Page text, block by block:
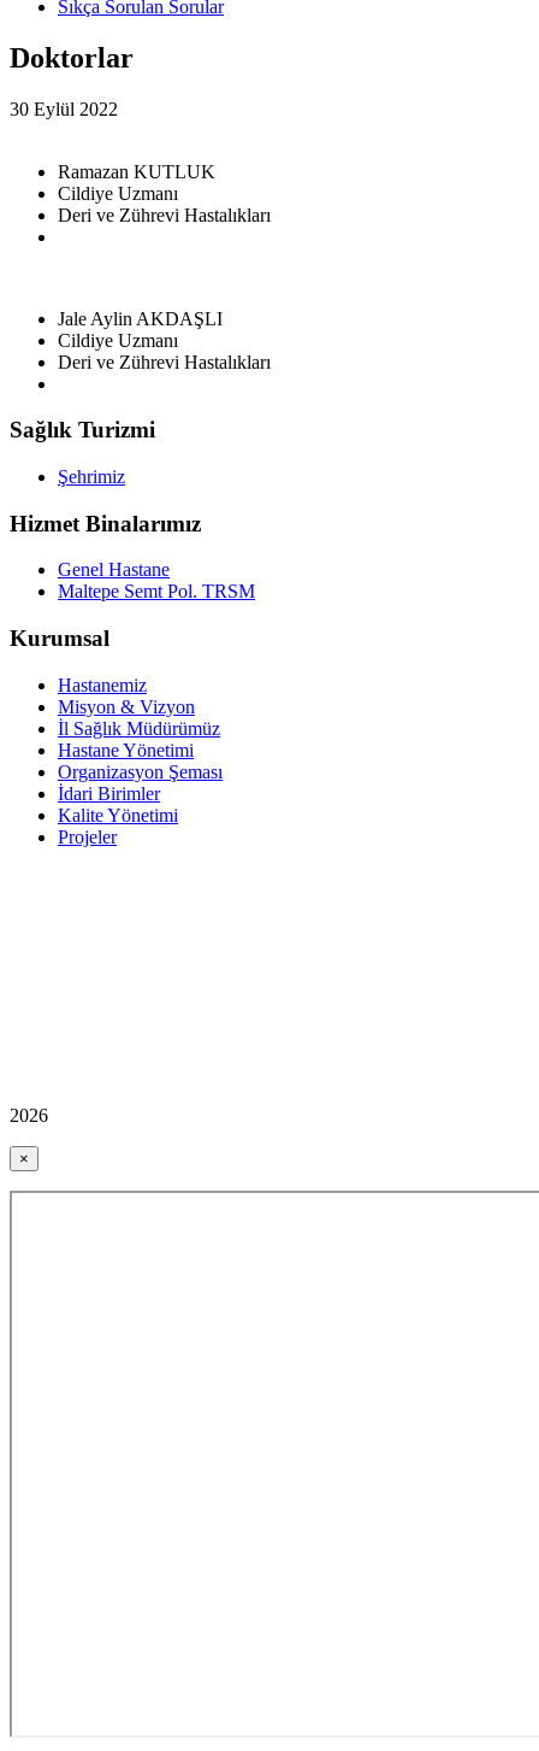
Sıkça Sorulan Sorular
Doktorlar
30 Eylül 2022
Ramazan KUTLUK
Cildiye Uzmanı
Deri ve Zührevi Hastalıkları
Jale Aylin AKDAŞLI
Cildiye Uzmanı
Deri ve Zührevi Hastalıkları
Sağlık Turizmi
Şehrimiz
Hizmet Binalarımız
Genel Hastane
Maltepe Semt Pol. TRSM
Kurumsal
Hastanemiz
Misyon & Vizyon
İl Sağlık Müdürümüz
Hastane Yönetimi
Organizasyon Şeması
İdari Birimler
Kalite Yönetimi
Projeler
2026
×